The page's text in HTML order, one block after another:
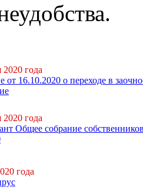
2020 года
от 16.10.2020 о переходе в
2020 года
Общее собрание
года